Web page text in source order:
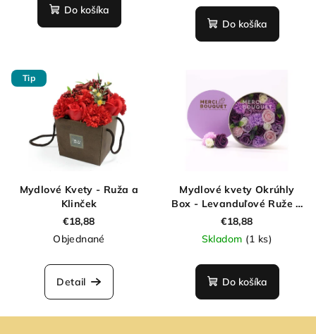
Do košíka
Do košíka
Tip
Mydlové Kvety - Ruža a
Klinček
€18,88
Objednané
Detail
Mydlové kvety Okrúhly
Box - Levanduľové Ruže a
Karafiát
€18,88
Skladom (1 ks)
Do košíka